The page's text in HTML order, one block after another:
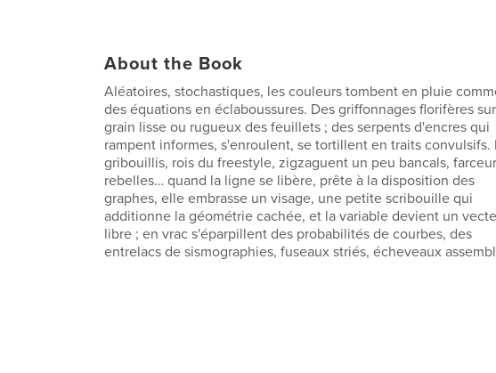
About the Book
Aléatoires, stochastiques, les couleurs tombent en pluie
des équations en éclaboussures. Des griffonnages florifères
grain lisse ou rugueux des feuillets ; des serpents d'encres qui
rampent informes, s'enroulent, se tortillent en traits convulsifs.
gribouillis, rois du freestyle, zigzaguent un peu bancals,
rebelles… quand la ligne se libère, prête à la disposition des
graphes, elle embrasse un visage, une petite scribouille qui
additionne la géométrie cachée, et la variable devient un
libre ; en vrac s'éparpillent des probabilités de courbes, des
entrelacs de sismographies, fuseaux striés, écheveaux